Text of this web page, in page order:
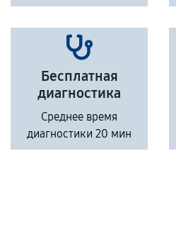
Бесплатная
диагностика
Среднее время
диагностики 20 мин